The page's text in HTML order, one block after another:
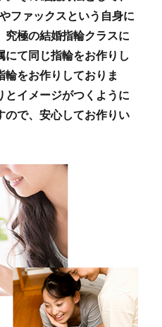
ファックスという自身に
究極の結婚指輪クラスに
にて同じ指輪をお作りし
輪をお作りしておりま
とイメージがつくように
ので、安心してお作りい